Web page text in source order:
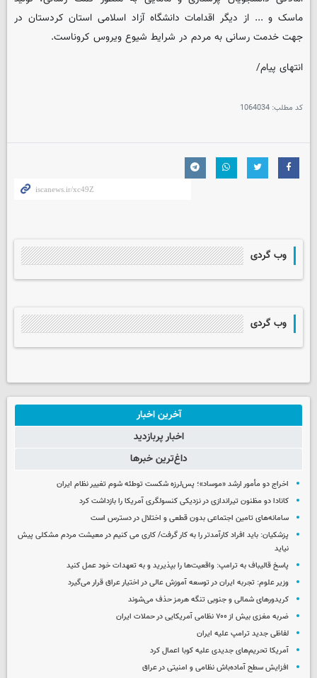
ماسک و ... از دیگر اقدامات دانشگاه آزاد اسلامی استان کردستان در
جهت خدمت رسانی به مردم در شرایط شیوع ویروس کروناست.
انتهای پیام/
کد مطلب: 1064034
وب گردی
وب گردی
آخرین اخبار
اخبار پربازدید
داغ‌ترین خبرها
اخراج دو مأمور ارشد «موساد»؛ پس‌لرزه شکست توطئه شوم تغییر نظام ایران
کانادا دو مظنون تیراندازی در نزدیکی کنسولگری آمریکا را بازداشت کرد
سامانه‌های تامین اجتماعی بدون قطعی و اختلال در دسترس است
پزشکیان: باید افراد کارآمدتر را به کار گرفت/ کاری می کنیم در معیشت مردم مشکلی پیش
نیاید
پاسخ قالیباف به ترامپ: واقعیت‌ها را بپذیرید و به تعهدات خود عمل کنید
وزیر علوم: تجربه ایران در توسعه آموزش عالی در اختیار عراق قرار می‌گیرد
کریدورهای شمالی و جنوبی تنگه هرمز حذف می‌شوند
ضربه مغزی بیش از ۷۰۰ نظامی آمریکایی در حملات ایران
لفاظی جدید ترامپ علیه ایران
آمریکا تحریم‌های جدیدی علیه کوبا اعمال کرد
افزایش سطح آماده‌باش نظامی و امنیتی در عراق